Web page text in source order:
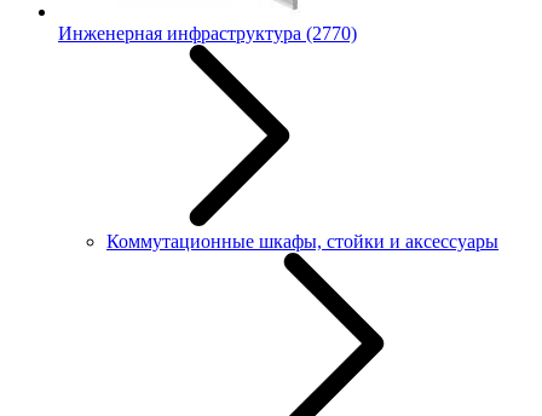
Инженерная инфраструктура (2770)
Коммутационные шкафы, стойки и аксессуары